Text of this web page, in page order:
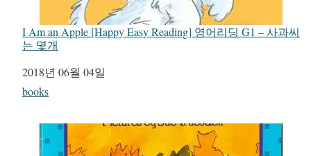
I Am an Apple [Happy Easy Reading] 영어리딩 G1 – 사과씨
는 몇개
일자
2018년 06월 04일
관련 항목
books